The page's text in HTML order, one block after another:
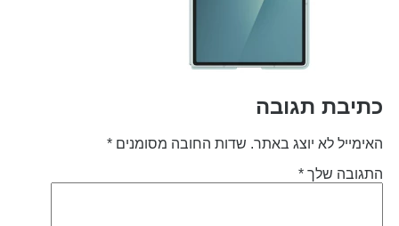
תגובה
לא יוצג באתר. שדות החובה מסומנים*
שלך*